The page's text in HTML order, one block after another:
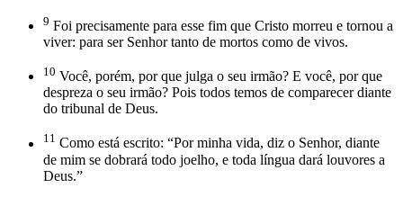
9 Foi precisamente para esse fim que Cristo morreu e tornou a
viver: para ser Senhor tanto de mortos como de vivos.
10 Você, porém, por que julga o seu irmão? E você, por que
despreza o seu irmão? Pois todos temos de comparecer diante
do tribunal de Deus.
11 Como está escrito: “Por minha vida, diz o Senhor, diante
de mim se dobrará todo joelho, e toda língua dará louvores a
Deus.”